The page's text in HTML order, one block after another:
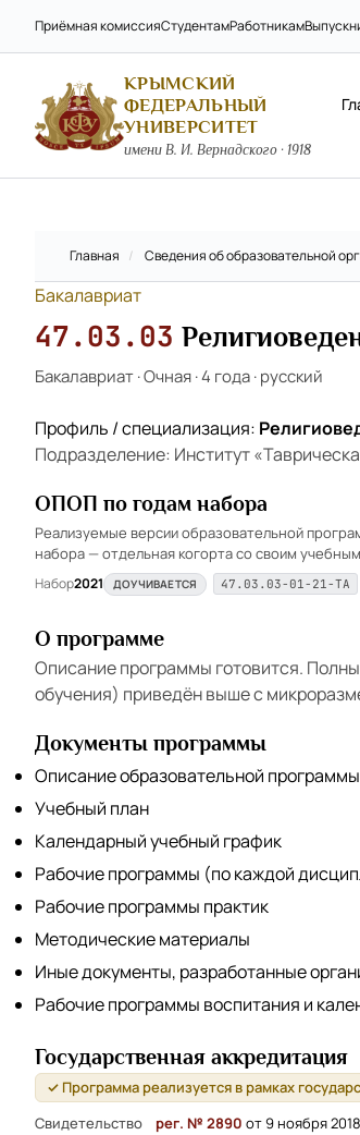
Приёмная комиссияСтудентамРаботникам
КРЫМСКИЙ
ФЕДЕРАЛЬНЫЙ
УНИВЕРСИТЕТ
имени В. И. Вернадского · 1918
Главная / Сведения об образовательной
Бакалавриат
47.03.03
Бакалавриат·Очная·4 года·русский
Профиль / специализация:
Подразделение: Институт
ОПОП по годам набора
Реализуемые версии образовательной
набора — отдельная когорта со своим
Набор2021 ДОУЧИВАЕТСЯ 47.03.03-01-21-ТА
О программе
Описание программы готовится.
обучения) приведён выше с
Документы программы
Описание образовательной
Учебный план
Календарный учебный график
Рабочие программы (по каждой
Рабочие программы практик
Методические материалы
Иные документы, разработанные
Рабочие программы воспитания и
Государственная аккредитация
✓ Программа реализуется в рамках
Свидетельство
рег. № 2890 от 9 ноября